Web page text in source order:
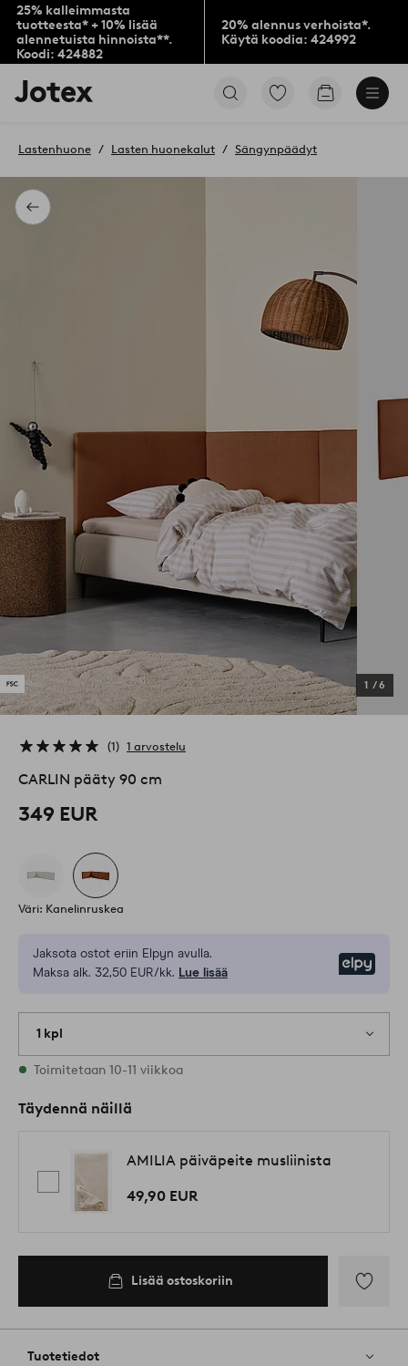
25% kalleimmasta
tuotteesta* + 10% lisää
alennetuista hinnoista**.
Koodi: 424882
20% alennus verhoista*.
Käytä koodia: 424992
Jotex-
logo
aloitussivulle
Siirry
Siirry
Takaisin
Lastenhuone Lasten huonekalut Sängynpäädyt
1 /6
1 1 arvostelu
CARLIN pääty 90 cm
349 EUR
Väri: Kanelinruskea
Jaksota ostot eriin Elpyn avulla.
Maksa alk. 32,50 EUR/kk. Lue lisää
1 kpl
Varastossa
Toimitetaan 10-11 viikkoa
Täydennä näillä
AMILIA päiväpeite musliinista
49,90 EUR
Lisää ostoskoriin
Tuotetiedot